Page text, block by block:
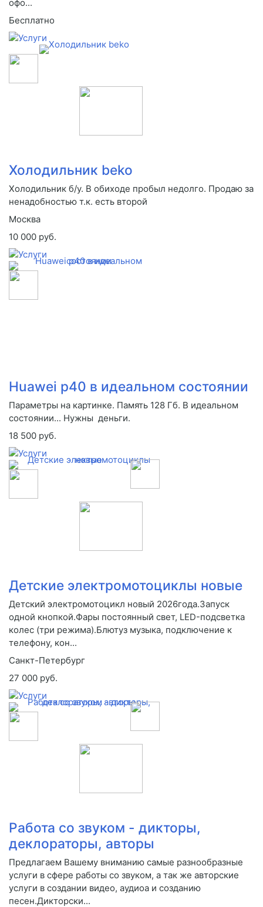
офо...
Бесплатно
Холодильник beko
Холодильник б/у. В обиходе пробыл недолго. Продаю за
ненадобностью т.к. есть второй
Москва
10 000 руб.
Huawei p40 в идеальном состоянии
Параметры на картинке. Память 128 Гб. В идеальном
состоянии... Нужны деньги.
18 500 руб.
Детские электромотоциклы новые
Детский электромотоцикл новый 2026года.Запуск
одной кнопкой.Фары постоянный свет, LED-подсветка
колес (три режима).Блютуз музыка, подключение к
телефону, кон...
Санкт-Петербург
27 000 руб.
Работа со звуком - дикторы,
деклораторы, авторы
Предлагаем Вашему вниманию самые разнообразные
услуги в сфере работы со звуком, а так же авторские
услуги в создании видео, аудиоа и созданию
песен.Дикторски...